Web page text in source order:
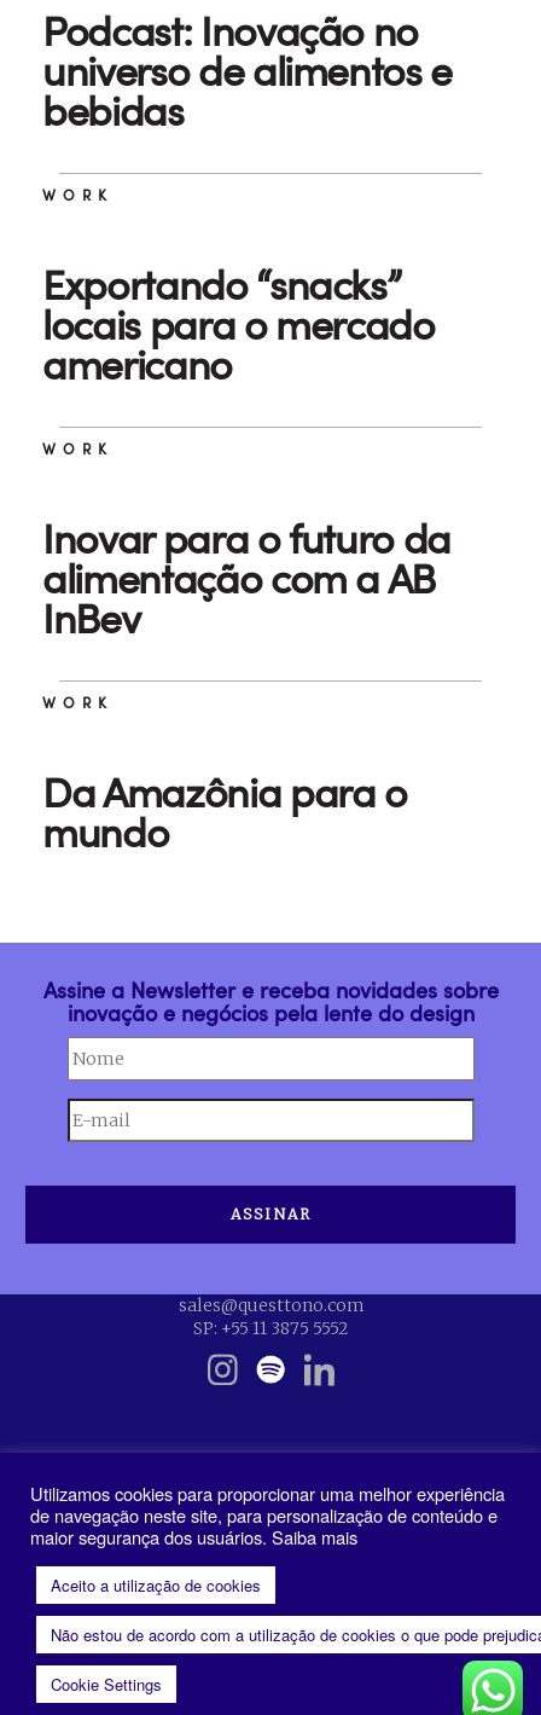
Podcast: Inovação no
universo de alimentos e
bebidas
WORK
Exportando “snacks”
locais para o mercado
americano
WORK
Inovar para o futuro da
alimentação com a AB
InBev
WORK
Da Amazônia para o
mundo
Assine a Newsletter e receba novidades sobre
inovação e negócios pela lente do design
sales@questtono.com
SP: +55 11 3875 5552
Política de Privacidade
Utilizamos cookies para proporcionar uma melhor experiência
de navegação neste site, para personalização de conteúdo e
maior segurança dos usuários. Saiba mais
Aceito a utilização de cookies
Não estou de acordo com a utilização de cookies o que pode
Cookie Settings